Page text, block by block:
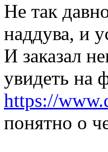
Не так
наддува, и
И заказал
увидеть на
https://
понятно о